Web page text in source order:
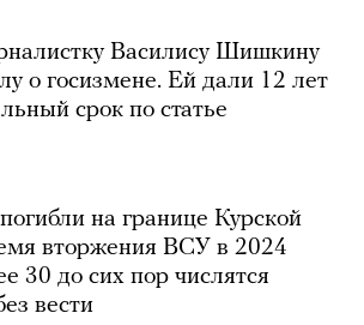
Василису Шишкину
о госизмене. Ей дали 12 лет
срок по статье
на границе Курской
вторжения ВСУ в 2024
30 до сих пор числятся
вести